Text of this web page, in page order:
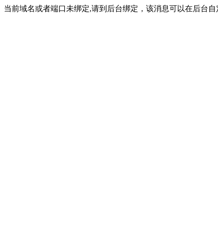
当前域名或者端口未绑定,请到后台绑定，该消息可以在后台自